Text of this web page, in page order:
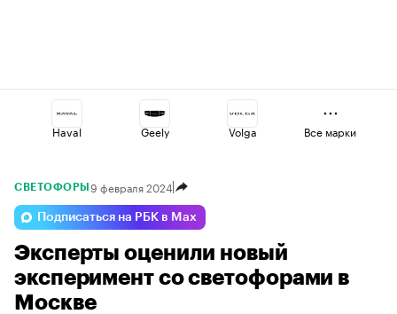
Haval Geely Volga
Omoda Lada
Jaecoo Esteo Changan
Все марки
СВЕТОФОРЫ 9 февраля 2024
Подписаться на РБК в Max
Эксперты оценили новый
эксперимент со светофорами в
Москве